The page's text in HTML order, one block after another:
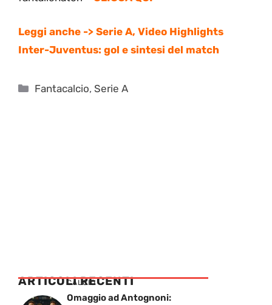
Leggi anche -> Serie A, Video Highlights
Inter-Juventus: gol e sintesi del match
Categorie
Fantacalcio,Serie A
ARTICOLI RECENTI
CALCIO
Omaggio ad Antognoni: